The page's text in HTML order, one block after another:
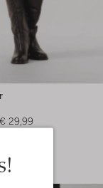
€ 29,99